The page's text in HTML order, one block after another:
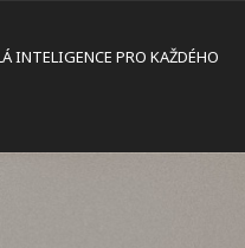
INTELIGENCE PRO KAŽDÉHO